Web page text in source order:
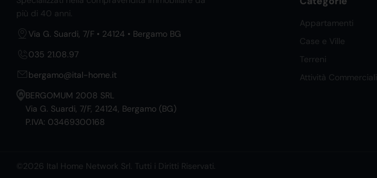
più di 40 anni.
Via G. Suardi, 7/F • 24124 • Bergamo BG
035 21.08.97
bergamo@ital-home.it
BERGOMUM 2008 SRL
Via G. Suardi, 7/F, 24124, Bergamo (BG)
P.IVA: 03469300168
Appartamenti
Case e Ville
Terreni
Attività Commerciali
©2026 Ital Home Network Srl. Tutti i Diritti Riservati.